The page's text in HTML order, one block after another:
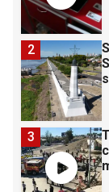
2
3